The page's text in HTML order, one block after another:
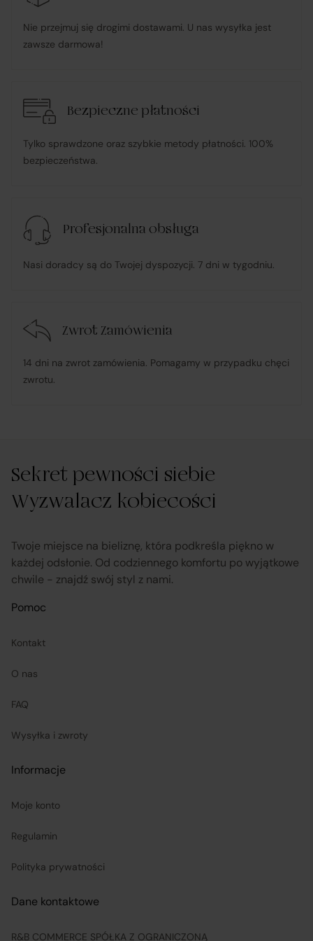
Nie przejmuj się drogimi dostawami. U nas wysyłka jest
zawsze darmowa!
Bezpieczne płatności
Tylko sprawdzone oraz szybkie metody płatności. 100%
bezpieczeństwa.
Profesjonalna obsługa
Nasi doradcy są do Twojej dyspozycji. 7 dni w tygodniu.
Zwrot Zamówienia
14 dni na zwrot zamówienia. Pomagamy w przypadku chęci
zwrotu.
Sekret pewności siebie
Wyzwalacz kobiecości
Twoje miejsce na bieliznę, która podkreśla piękno w
każdej odsłonie. Od codziennego komfortu po wyjątkowe
chwile - znajdź swój styl z nami.
Pomoc
Kontakt
O nas
FAQ
Wysyłka i zwroty
Informacje
Moje konto
Regulamin
Polityka prywatności
Dane kontaktowe
R&B COMMERCE SPÓŁKA Z OGRANICZONĄ
u Sprzedawcy i dokonując płatności za towar;
pośredniczy w obsłudze płatności związanych z
informuje Klienta o wysyłce zamówionego Towaru;
ponosi odpowiedzialność za zgodność Towaru z
konsumenta;
udostępnia, na życzenie Klienta, dokumentację
produktową i instrukcje użytkowania w języku polskim;
obsługuje odstąpienie od umowy pośrednictwa;
umowy sprzedaży;
koordynuje proces odstąpienia od umowy sprzedaży
– w tym przyjmuje oświadczenia Klientów, potwierdza
zwrotu ceny i kosztów dostawy.
sprzedaży, w tym za dostarczenie towarów zgodnych z
Platformie;
zgodnie z jej treścią;
z zawartej umowy sprzedaży, przy czym obowiązki